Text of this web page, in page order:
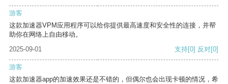
游客
这款加速器VPM应用程序可以给你提供最高速度和安全性的连接，并帮
助你在网络上自由移动。
2025-09-01
支持[0] 反对[0]
游客
这款加速器app的加速效果还是不错的，但偶尔也会出现卡顿的情况，希